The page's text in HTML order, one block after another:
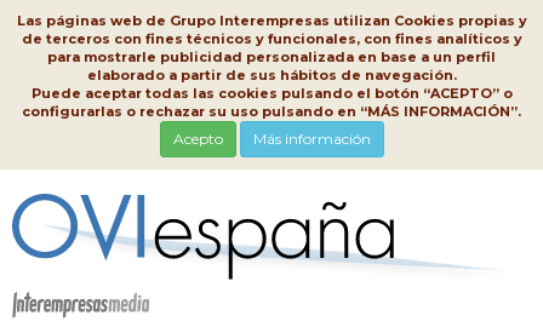
Las páginas web de Grupo Interempresas utilizan Cookies propias y
de terceros con fines técnicos y funcionales, con fines analíticos y
para mostrarle publicidad personalizada en base a un perfil
elaborado a partir de sus hábitos de navegación.
Puede aceptar todas las cookies pulsando el botón “ACEPTO” o
configurarlas o rechazar su uso pulsando en “MÁS INFORMACIÓN”.
Acepto Más información